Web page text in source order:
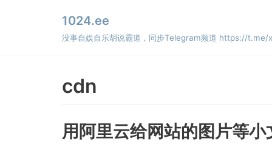
1024.ee
没事自娱自乐胡说霸道，同步Telegram频道 https://t.me/
cdn
用阿里云给网站的图片等